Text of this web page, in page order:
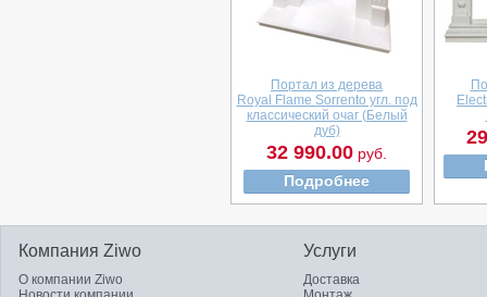
Портал из дерева
Royal Flame Sorrento угл. под
классический очаг (Белый
дуб)
32 990.00 руб.
Подробнее
Компания Ziwo
О компании Ziwo
Услуги
Доставка